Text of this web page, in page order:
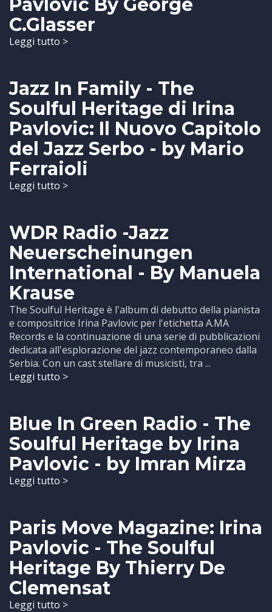
Pavlovic By George
C.Glasser
Leggi tutto >
Jazz In Family - The
Soulful Heritage di Irina
Pavlovic: Il Nuovo Capitolo
del Jazz Serbo - by Mario
Ferraioli
Leggi tutto >
WDR Radio -Jazz
Neuerscheinungen
International - By Manuela
Krause
The Soulful Heritage è l'album di debutto della pianista
e compositrice Irina Pavlovic per l'etichetta A.MA
Records e la continuazione di una serie di pubblicazioni
dedicata all'esplorazione del jazz contemporaneo dalla
Serbia. Con un cast stellare di musicisti, tra ...
Leggi tutto >
Blue In Green Radio - The
Soulful Heritage by Irina
Pavlovic - by Imran Mirza
Leggi tutto >
Paris Move Magazine: Irina
Pavlovic - The Soulful
Heritage By Thierry De
Clemensat
Leggi tutto >